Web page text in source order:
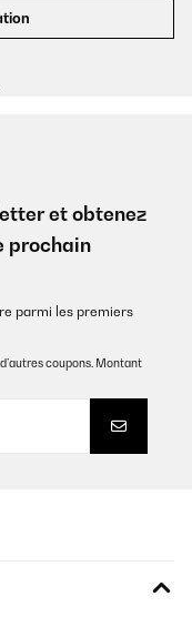
et obtenez
prochain
parmi les premiers
coupons. Montant